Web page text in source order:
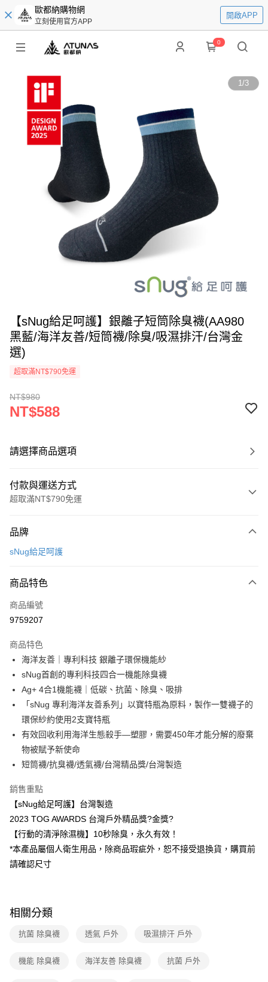
歐都納購物網
立刻使用官方APP
開啟APP
0
1/3
【sNug給足呵護】銀離子短筒除臭襪(AA980
黑藍/海洋友善/短筒襪/除臭/吸濕排汗/台灣金
選)
超取滿NT$790免運
NT$980
NT$588
請選擇商品選項
付款與運送方式
超取滿NT$790免運
信用卡一次付款
3 期 0 利率 每期
合作金庫商業銀行
上海商業儲蓄銀行
臺灣中小企業銀行
匯豐（台灣）商業銀行
華泰商業銀行
聯邦商業銀行
遠東國際商業銀行
元大商業銀行
永豐商業銀行
玉山商業銀行
星展（台灣）商業銀行
台灣樂天信用卡公司
合作金庫商業銀行
上海商業儲蓄銀行
國泰世華商業銀行
兆豐國際商業銀行
匯豐（台灣）商業銀行
華泰商業銀行
聯邦商業銀行
遠東國際商業銀行
元大商業銀行
永豐商業銀行
玉山商業銀行
台新國際商業銀行
中國信託商業銀行
超商取貨付款
LINE Pay
Apple Pay
悠遊付
Google Pay
全盈+PAY
大哥付你分期
相關說明
1.本服務由台灣大哥大提供，台灣大哥大用戶可立即使用無須另外申請。
2.付款方式選擇「大哥付你分期」，訂單成立後會自動跳轉到大哥付的交易
流程，驗證手機門號後，選擇欲分期的期數、繳款截止日，確認付款後即完
3.實際核准額度、可分期數及費用金額請依後續交易確認頁面所載為準。
4.訂單成立30分鐘內，如未前往確認交易或遇審核未通過，訂單將自動取
法說明評估內容。
2.透過簡訊連結打開帳單後，可選擇「超商條碼／台灣大直營門市／銀行轉
用戶於交易時，得透過本服務購買商品或服務，並由商店將買賣／分期付款
ATM付款
全家取貨付款
每筆NT$80，滿NT$790(含以上)免運費
萊爾富取貨付款
每筆NT$80，滿NT$790(含以上)免運費
品牌
sNug給足呵護
商品特色
商品編號
9759207
商品特色
海洋友善｜專利科技 銀離子環保機能紗
sNug首創的專利科技四合一機能除臭襪
Ag+ 4合1機能襪｜低碳、抗菌、除臭、吸排
「sNug 專利海洋友善系列」以寶特瓶為原料，製作一雙襪子的
環保紗約使用2支寶特瓶
有效回收利用海洋生態殺手—塑膠，需要450年才能分解的廢棄
物被賦予新使命
短筒襪/抗臭襪/透氣襪/台灣精品獎/台灣製造
銷售重點
【sNug給足呵護】台灣製造
2023 TOG AWARDS 台灣戶外精品獎?金獎?
【行動的清淨除濕機】10秒除臭，永久有效！
*本產品屬個人衛生用品，除商品瑕疵外，恕不接受退換貨，購買前
請確認尺寸
相關分類
抗菌 除臭襪 透氣 戶外 吸濕排汗 戶外
機能 除臭襪 海洋友善 除臭襪 抗菌 戶外